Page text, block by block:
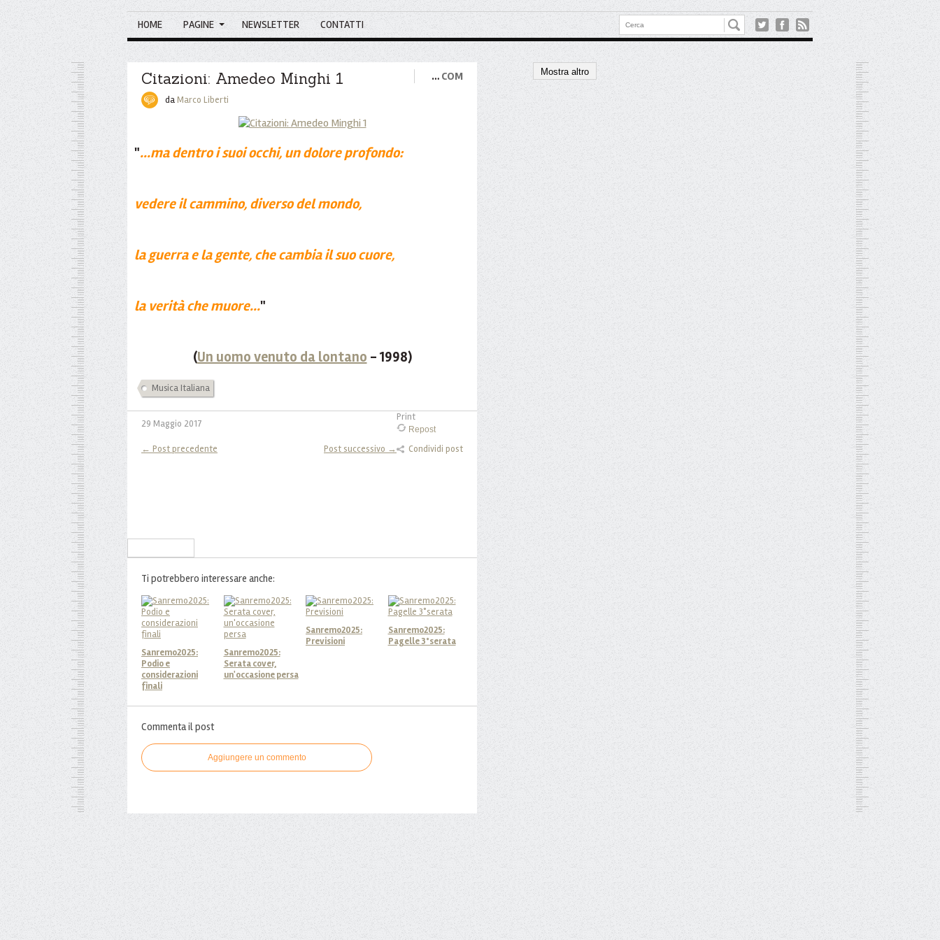
HOME PAGINE NEWSLETTER CONTATTI
Citazioni: Amedeo Minghi 1 … COM
daMarco Liberti
"...ma dentro i suoi occhi, un dolore profondo:
vedere il cammino, diverso del mondo,
la guerra e la gente, che cambia il suo cuore,
la verità che muore..."
(Un uomo venuto da lontano - 1998)
Musica Italiana
29 Maggio 2017
Print
Repost
Condividi post
← Post precedente Post successivo →
Ti potrebbero interessare anche:
Sanremo2025:
Podio e
considerazioni
finali
Sanremo2025:
Serata cover,
un'occasione persa
Sanremo2025:
Previsioni
Sanremo2025:
Pagelle 3°serata
Commenta il post
Aggiungere un commento
Mostra altro